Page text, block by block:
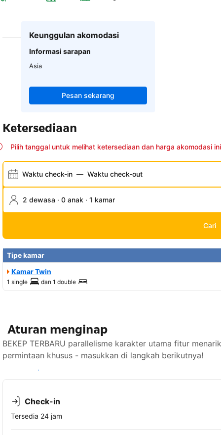
Keunggulan akomodasi
Informasi sarapan
Asia
Pesan sekarang
Ketersediaan
Pilih tanggal untuk melihat ketersediaan dan harga akomodasi ini
Waktu check-in — Waktu check-out
2 dewasa · 0 anak · 1 kamar
Cari
Tipe kamar
Kamar Twin
1 single dan 1 double
Aturan menginap
BEKEP TERBARU parallelisme karakter utama fitur
permintaan khusus - masukkan di langkah berikutnya!
Lihat ketersediaan
Check-in
Tersedia 24 jam